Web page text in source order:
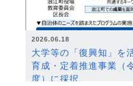
2026.06.18
大学等の「復興知」を
育成・定着推進事業（
度）に採択